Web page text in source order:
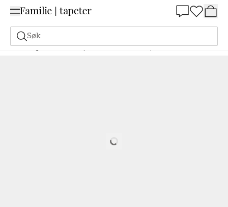
Søk
Maling Bestill basert på NCS Bestill basert på NCS 5020-Y
Loading…